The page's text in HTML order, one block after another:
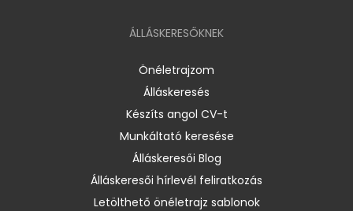
ÁLLÁSKERESŐKNEK
Önéletrajzom
Álláskeresés
Készíts angol CV-t
Munkáltató keresése
Álláskeresői Blog
Álláskeresői hírlevél feliratkozás
Letölthető önéletrajz sablonok